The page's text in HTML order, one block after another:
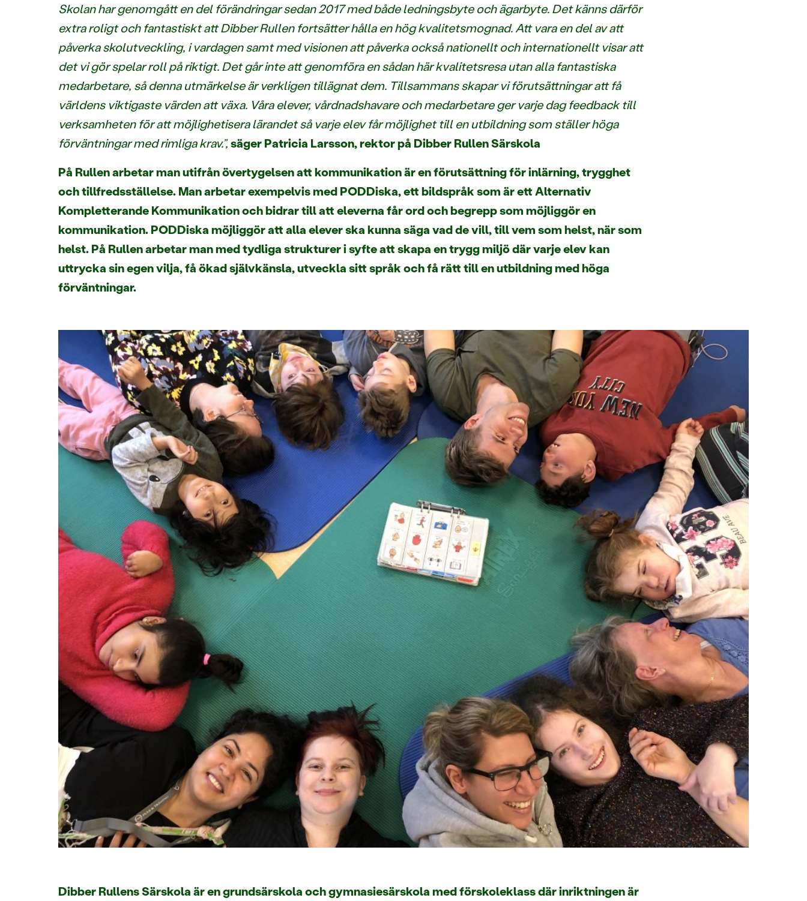
Skolan har genomgått en del förändringar sedan 2017 med både ledningsbyte och ägarbyte. Det känns därför
extra roligt och fantastiskt att Dibber Rullen fortsätter hålla en hög kvalitetsmognad. Att vara en del av att
påverka skolutveckling, i vardagen samt med visionen att påverka också nationellt och internationellt visar att
det vi gör spelar roll på riktigt. Det går inte att genomföra en sådan här kvalitetsresa utan alla fantastiska
medarbetare, så denna utmärkelse är verkligen tillägnat dem. Tillsammans skapar vi förutsättningar att få
världens viktigaste värden att växa. Våra elever, vårdnadshavare och medarbetare ger varje dag feedback till
verksamheten för att möjlighetisera lärandet så varje elev får möjlighet till en utbildning som ställer höga
förväntningar med rimliga krav.”,säger Patricia Larsson, rektor på Dibber Rullen Särskola
På Rullen arbetar man utifrån övertygelsen att kommunikation är en förutsättning för inlärning, trygghet
och tillfredsställelse. Man arbetar exempelvis med PODDiska, ett bildspråk som är ett Alternativ
Kompletterande Kommunikation och bidrar till att eleverna får ord och begrepp som möjliggör en
kommunikation. PODDiska möjliggör att alla elever ska kunna säga vad de vill, till vem som helst, när som
helst. På Rullen arbetar man med tydliga strukturer i syfte att skapa en trygg miljö där varje elev kan
uttrycka sin egen vilja, få ökad självkänsla, utveckla sitt språk och få rätt till en utbildning med höga
förväntningar.
Dibber Rullens Särskola är en grundsärskola och gymnasiesärskola med förskoleklass där inriktningen är